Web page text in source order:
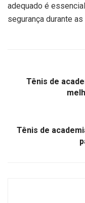
adequado é
segurança durante
Tênis de
Tênis de